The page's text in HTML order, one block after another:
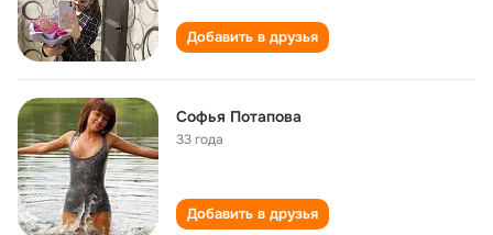
Добавить в друзья
Софья Потапова
33 года
Добавить в друзья